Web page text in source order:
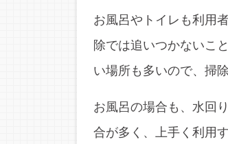
お風呂やトイレも利用
除では追いつかないこ
い場所も多いので、掃
お風呂の場合も、水回
合が多く、上手く利用